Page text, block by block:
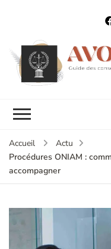
Accueil
Actu
Procédures ONIAM :
accompagner